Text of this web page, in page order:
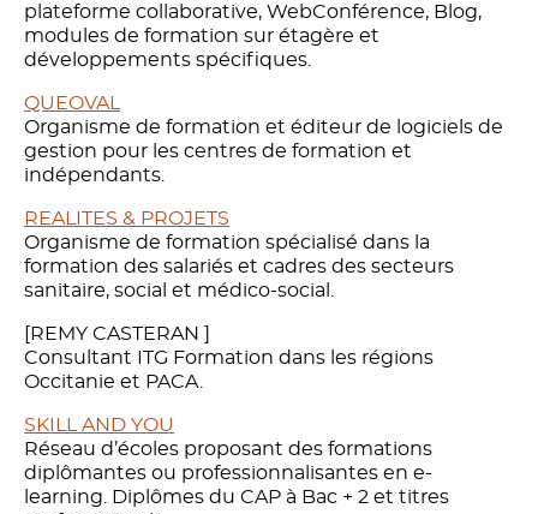
plateforme collaborative, WebConférence, Blog,
modules de formation sur étagère et
développements spécifiques.
QUEOVAL
Organisme de formation et éditeur de logiciels de
gestion pour les centres de formation et
indépendants.
REALITES & PROJETS
Organisme de formation spécialisé dans la
formation des salariés et cadres des secteurs
sanitaire, social et médico-social.
[REMY CASTERAN ]
Consultant ITG Formation dans les régions
Occitanie et PACA.
SKILL AND YOU
Réseau d’écoles proposant des formations
diplômantes ou professionnalisantes en e-
learning. Diplômes du CAP à Bac + 2 et titres